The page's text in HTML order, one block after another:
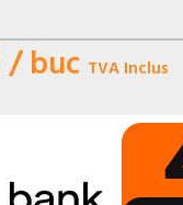
/ buc TVA Inclus